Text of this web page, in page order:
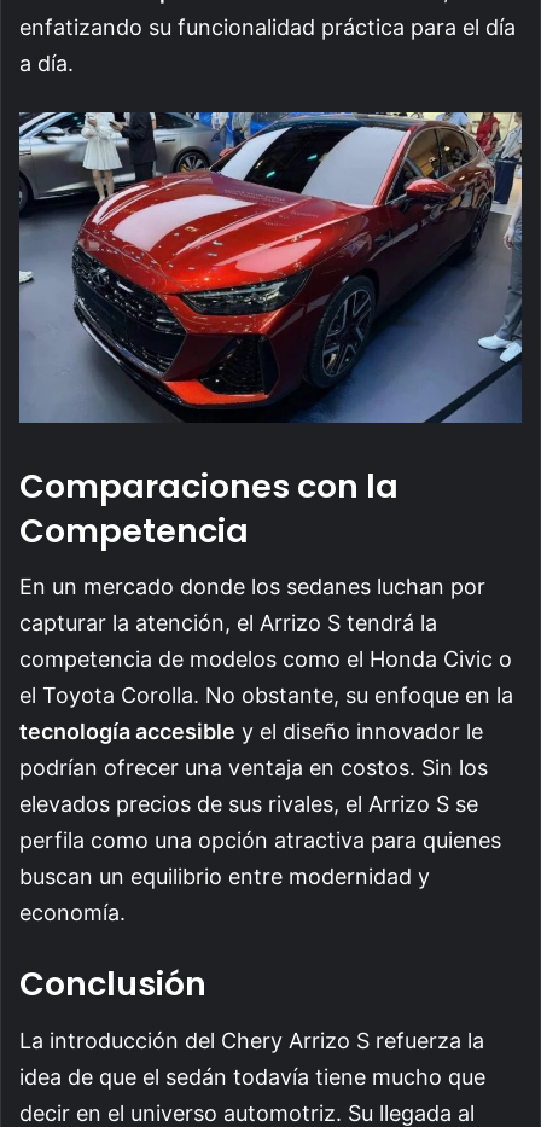
enfatizando su funcionalidad práctica para el día
a día.
Comparaciones con la
Competencia
En un mercado donde los sedanes luchan por
capturar la atención, el Arrizo S tendrá la
competencia de modelos como el Honda Civic o
el Toyota Corolla. No obstante, su enfoque en la
tecnología accesible y el diseño innovador le
podrían ofrecer una ventaja en costos. Sin los
elevados precios de sus rivales, el Arrizo S se
perfila como una opción atractiva para quienes
buscan un equilibrio entre modernidad y
economía.
Conclusión
La introducción del Chery Arrizo S refuerza la
idea de que el sedán todavía tiene mucho que
decir en el universo automotriz. Su llegada al